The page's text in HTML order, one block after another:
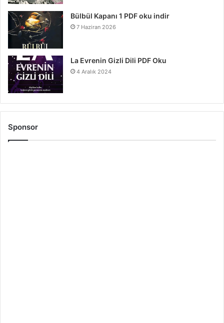
Bülbül Kapanı 1 PDF oku indir
7 Haziran 2026
La Evrenin Gizli Dili PDF Oku
4 Aralık 2024
Sponsor